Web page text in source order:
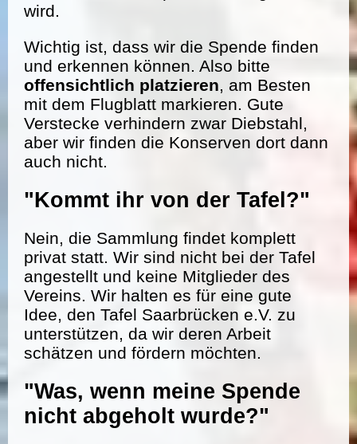
wird.
Wichtig ist, dass wir die Spende finden
und erkennen können. Also bitte
offensichtlich platzieren, am Besten
mit dem Flugblatt markieren. Gute
Verstecke verhindern zwar Diebstahl,
aber wir finden die Konserven dort dann
auch nicht.
"Kommt ihr von der Tafel?"
Nein, die Sammlung findet komplett
privat statt. Wir sind nicht bei der Tafel
angestellt und keine Mitglieder des
Vereins. Wir halten es für eine gute
Idee, den Tafel Saarbrücken e.V. zu
unterstützen, da wir deren Arbeit
schätzen und fördern möchten.
"Was, wenn meine Spende
nicht abgeholt wurde?"